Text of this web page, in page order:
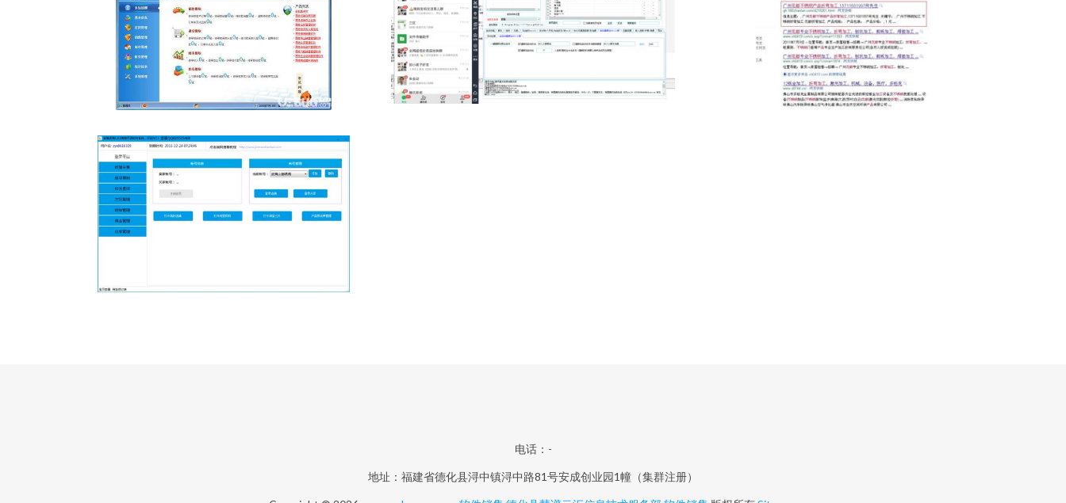
电话：-
地址：福建省德化县浔中镇浔中路81号安成创业园1幢（集群注册）